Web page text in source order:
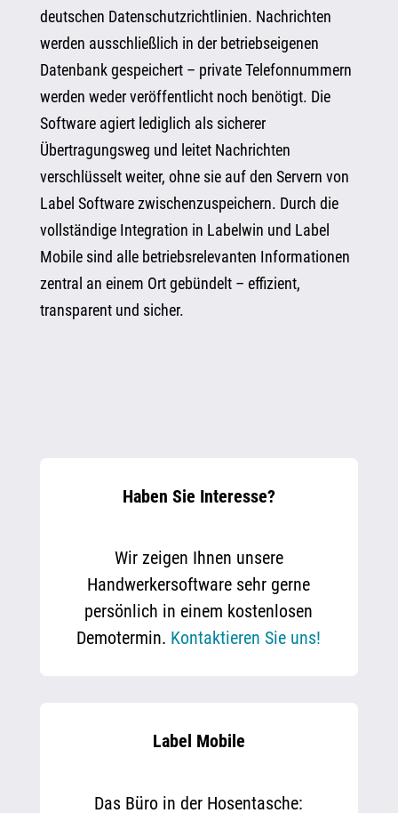
deutschen Datenschutzrichtlinien. Nachrichten
werden ausschließlich in der betriebseigenen
Datenbank gespeichert – private Telefonnummern
werden weder veröffentlicht noch benötigt. Die
Software agiert lediglich als sicherer
Übertragungsweg und leitet Nachrichten
verschlüsselt weiter, ohne sie auf den Servern von
Label Software zwischenzuspeichern. Durch die
vollständige Integration in Labelwin und Label
Mobile sind alle betriebsrelevanten Informationen
zentral an einem Ort gebündelt – effizient,
transparent und sicher.
Haben Sie Interesse?
Wir zeigen Ihnen unsere
Handwerkersoftware sehr gerne
persönlich in einem kostenlosen
Demotermin. Kontaktieren Sie uns!
Label Mobile
Das Büro in der Hosentasche: